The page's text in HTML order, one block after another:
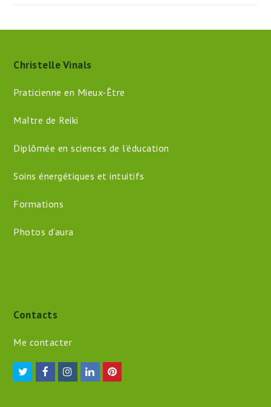
Christelle Vinals
Praticienne en Mieux-Être
Maître de Reiki
Diplômée en sciences de l’éducation
Soins énergétiques et intuitifs
Formations
Photos d’aura
Contacts
Me contacter
TwitterFacebookInstagram
LinkedInPinterest